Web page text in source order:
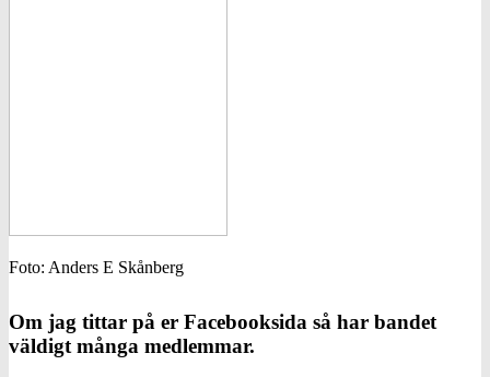
Foto: Anders E Skånberg
Om jag tittar på er Facebooksida så har bandet
väldigt många medlemmar.